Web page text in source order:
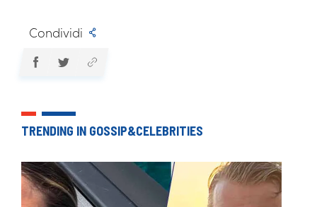
Condividi
TRENDING IN GOSSIP&CELEBRITIES